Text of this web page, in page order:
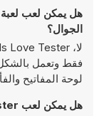
الجوال؟
فقط وتعمل بالشكل
لوحة المفاتيح
هل يمكن لعب All for Girls Love Tester مجانًا؟